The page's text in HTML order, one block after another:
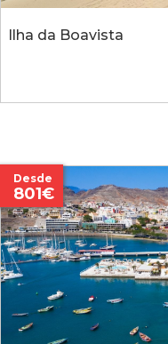
Ilha da Boavista
Desde
801€